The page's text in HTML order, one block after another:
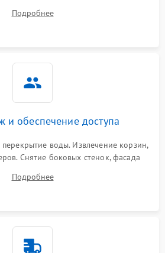
слива, нагрева, вращения
или срабатывание системы защиты
Подробнее
и обеспечение доступа
воды. Извлечение корзин,
Снятие боковых стенок, фасада
насосу, ТЭНу и сливной помпе.
Подробнее